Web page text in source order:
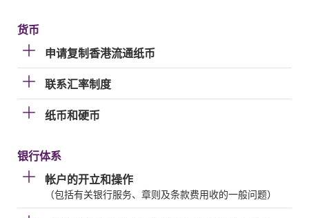
货币
申请复制香港流通纸币
联系汇率制度
纸币和硬币
银行体系
帐户的开立和操作
（包括有关银行服务、章则及条款费用收的一般问题）